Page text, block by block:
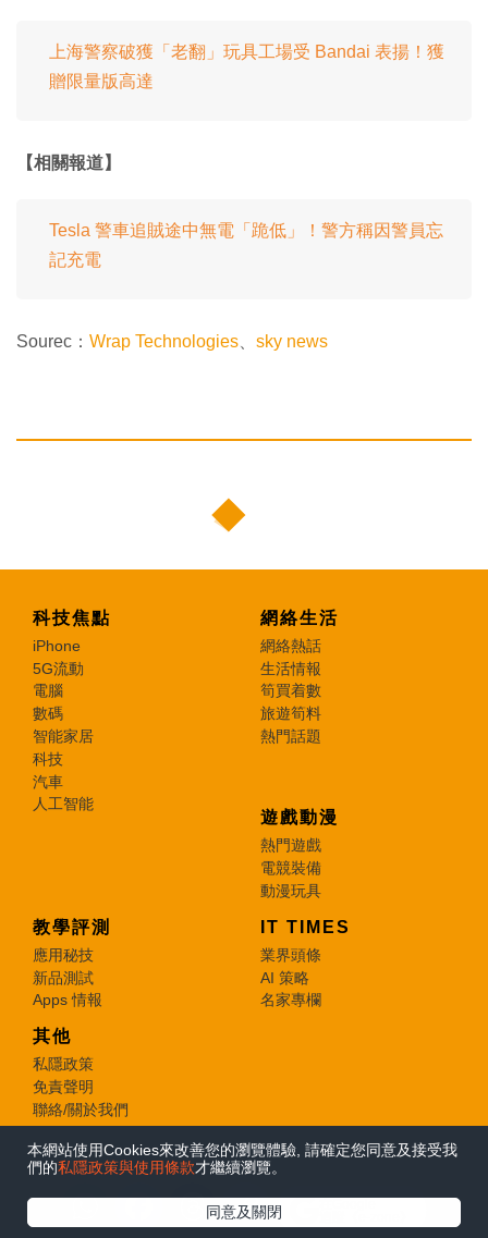
上海警察破獲「老翻」玩具工場受 Bandai 表揚！獲
贈限量版高達
【相關報道】
Tesla 警車追賊途中無電「跪低」！警方稱因警員忘
記充電
Sourec： Wrap Technologies sky news
科技焦點
iPhone
5G流動
電腦
數碼
智能家居
科技
汽車
人工智能
網絡生活
網絡熱話
生活情報
筍買着數
旅遊筍料
熱門話題
遊戲動漫
熱門遊戲
電競裝備
動漫玩具
教學評測
應用秘技
新品測試
Apps 情報
IT TIMES
業界頭條
AI 策略
名家專欄
其他
私隱政策
免責聲明
聯絡/關於我們
© 2026 e-zone. All Rights Reserved.
本網站使用Cookies來改善您的瀏覽體驗, 請確定您同意及接受我
們的私隱政策與使用條款才繼續瀏覽。
同意及關閉